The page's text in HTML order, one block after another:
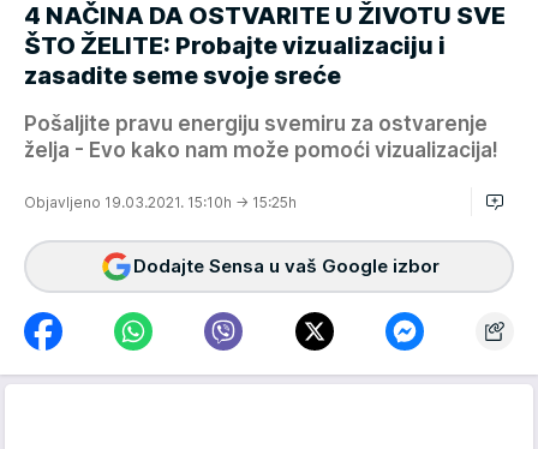
4 NAČINA DA OSTVARITE U ŽIVOTU SVE
ŠTO ŽELITE: Probajte vizualizaciju i
zasadite seme svoje sreće
Pošaljite pravu energiju svemiru za ostvarenje
želja - Evo kako nam može pomoći vizualizacija!
Objavljeno 19.03.2021. 15:10h → 15:25h
Dodajte Sensa u vaš Google izbor